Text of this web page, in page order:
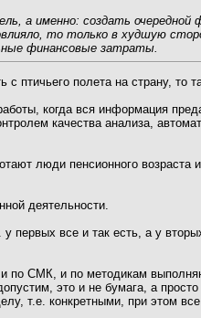
а именно: создать очередной
то только в худшую
финансовые затраты.
птичьего полета на страну, то
когда вся информация
качества анализа,
люди пенсионного
деятельности.
первых все и так есть, а у
и по СМК, и по методикам
это и не бумага, а
т.е. конкретными, при этом